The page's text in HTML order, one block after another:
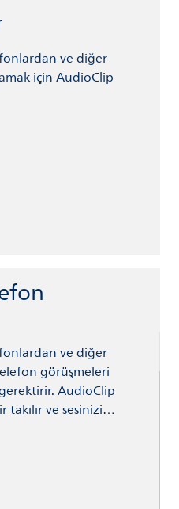
ve diğer
için AudioClip
ve diğer
görüşmeleri
AudioClip
takılır ve sesinizi